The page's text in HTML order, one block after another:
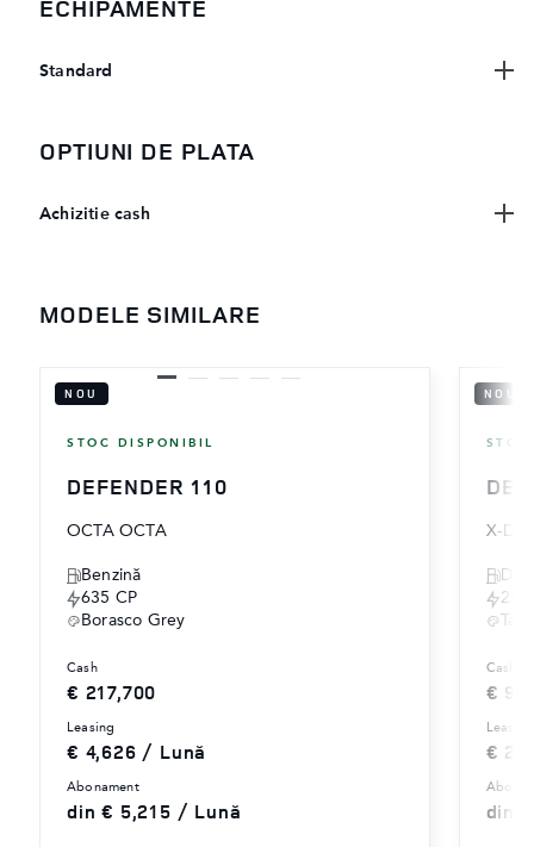
ECHIPAMENTE
Standard
OPTIUNI DE PLATA
Achizitie cash
MODELE SIMILARE
NOU
STOC DISPONIBIL
DEFENDER 110
OCTA OCTA
‎Benzină
635 CP
Borasco Grey
cash
€ 217,700
leasing
€ 4,626 / Lună
abonament
din € 5,215 / Lună
NOU
X-
250
cash
€
leasing
€
din